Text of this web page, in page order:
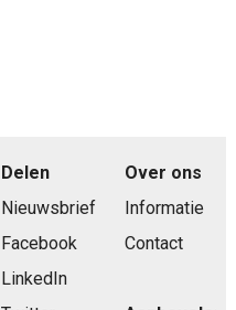
Delen
Nieuwsbrief
Facebook
LinkedIn
Over ons
Informatie
Contact